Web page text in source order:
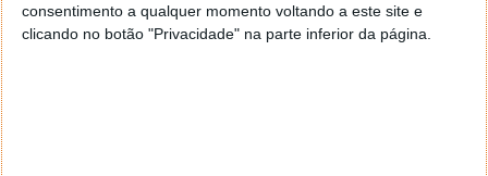
consentimento a qualquer momento voltando a este site e
clicando no botão "Privacidade" na parte inferior da página.
15 FEV 2026·INTELIGÊNCIA ARTIFICIAL 6 COMENTÁRIOS